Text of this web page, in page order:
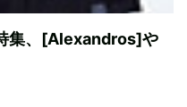
集、[Alexandros]や